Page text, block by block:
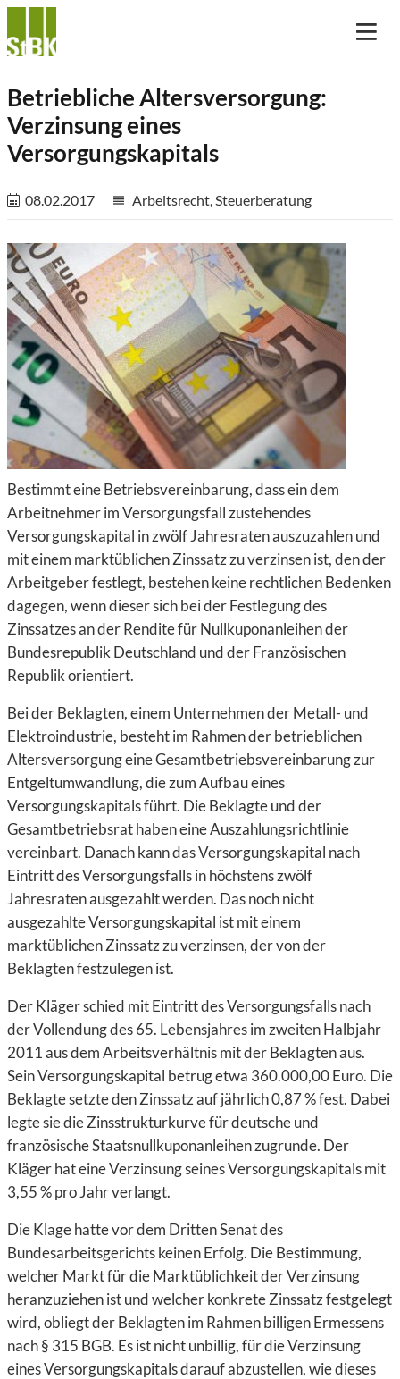
Betriebliche Altersversorgung:
Verzinsung eines
Versorgungskapitals
08.02.2017 reorder Arbeitsrecht,Steuerberatung
Bestimmt eine Betriebsvereinbarung, dass ein dem
Arbeitnehmer im Versorgungsfall zustehendes
Versorgungskapital in zwölf Jahresraten auszuzahlen und
mit einem marktüblichen Zinssatz zu verzinsen ist, den der
Arbeitgeber festlegt, bestehen keine rechtlichen Bedenken
dagegen, wenn dieser sich bei der Festlegung des
Zinssatzes an der Rendite für Nullkuponanleihen der
Bundesrepublik Deutschland und der Französischen
Republik orientiert.
Bei der Beklagten, einem Unternehmen der Metall- und
Elektroindustrie, besteht im Rahmen der betrieblichen
Altersversorgung eine Gesamtbetriebsvereinbarung zur
Entgeltumwandlung, die zum Aufbau eines
Versorgungskapitals führt. Die Beklagte und der
Gesamtbetriebsrat haben eine Auszahlungsrichtlinie
vereinbart. Danach kann das Versorgungskapital nach
Eintritt des Versorgungsfalls in höchstens zwölf
Jahresraten ausgezahlt werden. Das noch nicht
ausgezahlte Versorgungskapital ist mit einem
marktüblichen Zinssatz zu verzinsen, der von der
Beklagten festzulegen ist.
Der Kläger schied mit Eintritt des Versorgungsfalls nach
der Vollendung des 65. Lebensjahres im zweiten Halbjahr
2011 aus dem Arbeitsverhältnis mit der Beklagten aus.
Sein Versorgungskapital betrug etwa 360.000,00 Euro. Die
Beklagte setzte den Zinssatz auf jährlich 0,87 % fest. Dabei
legte sie die Zinsstrukturkurve für deutsche und
französische Staatsnullkuponanleihen zugrunde. Der
Kläger hat eine Verzinsung seines Versorgungskapitals mit
3,55 % pro Jahr verlangt.
Die Klage hatte vor dem Dritten Senat des
Bundesarbeitsgerichts keinen Erfolg. Die Bestimmung,
welcher Markt für die Marktüblichkeit der Verzinsung
heranzuziehen ist und welcher konkrete Zinssatz festgelegt
wird, obliegt der Beklagten im Rahmen billigen Ermessens
nach § 315 BGB. Es ist nicht unbillig, für die Verzinsung
eines Versorgungskapitals darauf abzustellen, wie dieses